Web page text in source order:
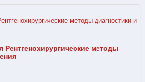
методы